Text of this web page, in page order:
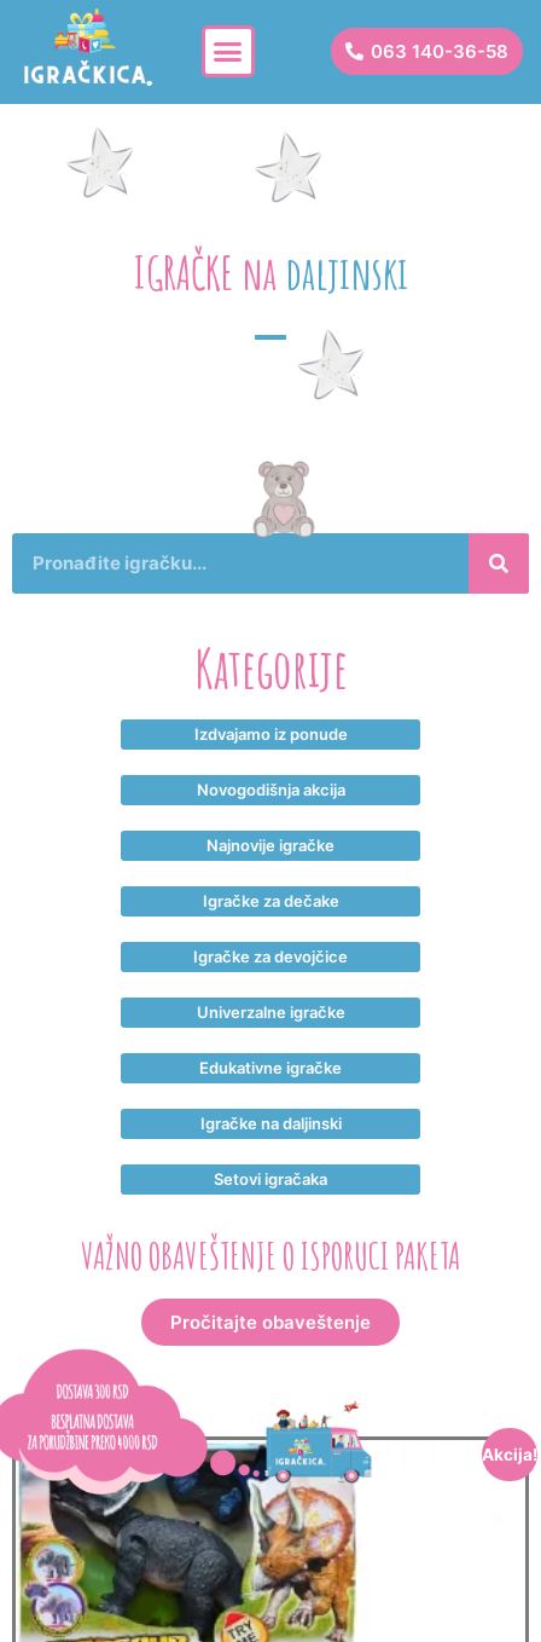
063 140-36-58
IGRAČKE na daljinski
Kategorije
Izdvajamo iz ponude
Novogodišnja akcija
Najnovije igračke
Igračke za dečake
Igračke za devojčice
Univerzalne igračke
Edukativne igračke
Igračke na daljinski
Setovi igračaka
VAŽNO OBAVEŠTENJE O ISPORUCI PAKETA
Pročitajte obaveštenje
Akcija!